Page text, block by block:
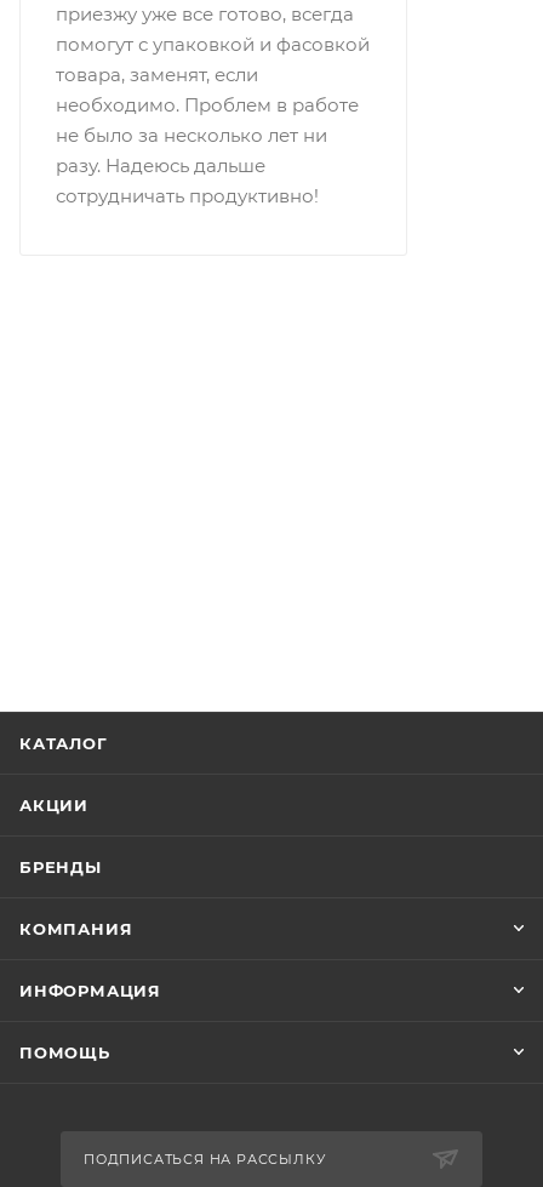
приезжу уже все готово, всегда
помогут с упаковкой и фасовкой
товара, заменят, если
необходимо. Проблем в работе
не было за несколько лет ни
разу. Надеюсь дальше
сотрудничать продуктивно!
КАТАЛОГ
АКЦИИ
БРЕНДЫ
КОМПАНИЯ
ИНФОРМАЦИЯ
ПОМОЩЬ
ПОДПИСАТЬСЯ НА РАССЫЛКУ